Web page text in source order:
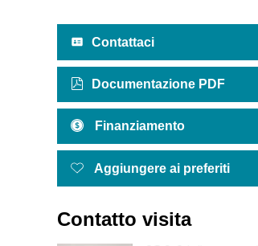
Contattaci
Documentazione PDF
Finanziamento
Aggiungere ai preferiti
Contatto visita